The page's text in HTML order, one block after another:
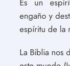
engaño y
espíritu de la
La Biblia nos